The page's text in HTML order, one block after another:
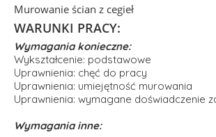
Murowanie ścian z cegieł
WARUNKI PRACY:
Wymagania konieczne:
Wykształcenie: podstawowe
Uprawnienia: chęć do pracy
Uprawnienia: umiejętność murowania
Uprawnienia: wymagane doświadczenie
Wymagania inne: